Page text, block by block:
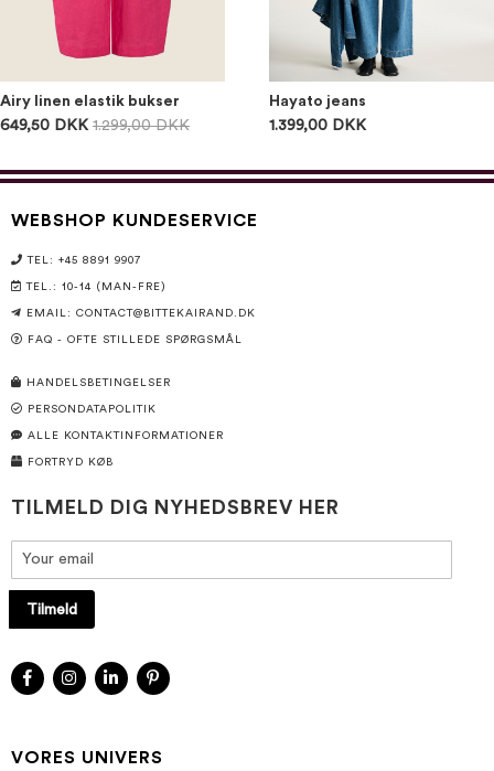
Airy linen elastik bukser
649,50 DKK 1.299,00 DKK
Hayato jeans
1.399,00 DKK
WEBSHOP KUNDESERVICE
TEL: +45 8891 9907
TEL.: 10-14 (MAN-FRE)
EMAIL: CONTACT@BITTEKAIRAND.DK
FAQ - OFTE STILLEDE SPØRGSMÅL
HANDELSBETINGELSER
PERSONDATAPOLITIK
ALLE KONTAKTINFORMATIONER
FORTRYD KØB
TILMELD DIG NYHEDSBREV HER
Tilmeld
VORES UNIVERS